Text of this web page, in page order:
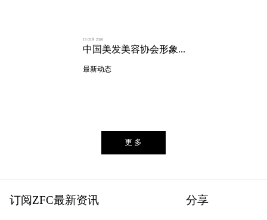
13 05月 2026
中国美发美容协会形象...
最新动态
更 多
订阅ZFC最新资讯 分享